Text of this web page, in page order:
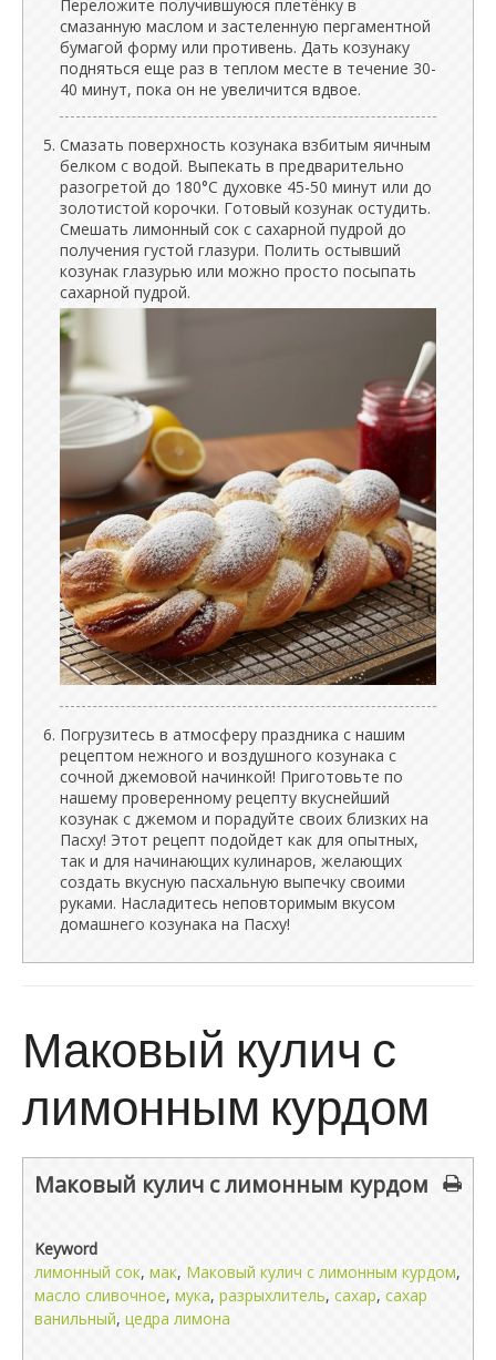
Переложите получившуюся плетёнку в
смазанную маслом и застеленную пергаментной
бумагой форму или противень. Дать козунаку
подняться еще раз в теплом месте в течение 30-
40 минут, пока он не увеличится вдвое.
Смазать поверхность козунака взбитым яичным
белком с водой. Выпекать в предварительно
разогретой до 180°C духовке 45-50 минут или до
золотистой корочки. Готовый козунак остудить.
Смешать лимонный сок с сахарной пудрой до
получения густой глазури. Полить остывший
козунак глазурью или можно просто посыпать
сахарной пудрой.
Погрузитесь в атмосферу праздника с нашим
рецептом нежного и воздушного козунака с
сочной джемовой начинкой! Приготовьте по
нашему проверенному рецепту вкуснейший
козунак с джемом и порадуйте своих близких на
Пасху! Этот рецепт подойдет как для опытных,
так и для начинающих кулинаров, желающих
создать вкусную пасхальную выпечку своими
руками. Насладитесь неповторимым вкусом
домашнего козунака на Пасху!
Маковый кулич с
лимонным курдом
Маковый кулич с лимонным курдом
Keyword
лимонный сок, мак, Маковый кулич с лимонным курдом,
масло сливочное, мука, разрыхлитель, сахар, сахар
ванильный, цедра лимона